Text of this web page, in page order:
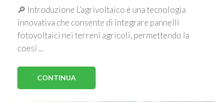
🔎 Introduzione L’agrivoltaico è una tecnologia
innovativa che consente di integrare pannelli
fotovoltaici nei terreni agricoli, permettendo la
coesi ...
CONTINUA